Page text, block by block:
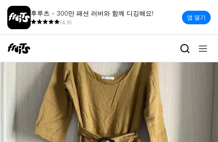
후루츠 - 300만 패션 러버와 함께 디깅해요!
(4.9)
앱 열기